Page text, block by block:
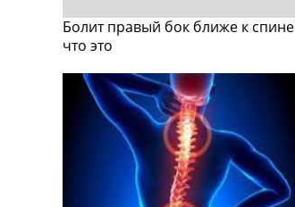
Болит правый бок ближе к спине
что это